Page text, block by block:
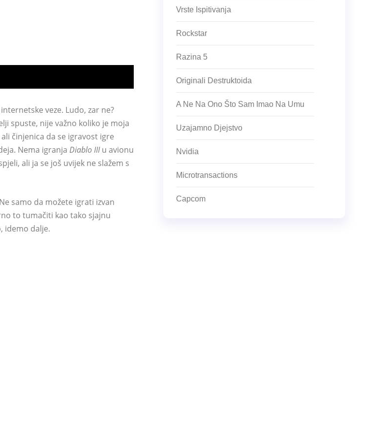
veze. Ludo, zar ne?
spuste, nije važno koliko je moja
činjenica da se igravost igre
Nema igranja Diablo IIIu avionu
ali ja se još uvijek ne slažem s
samo da možete igrati izvan
to tumačiti kao tako sjajnu
idemo dalje.
Vrste Ispitivanja
Rockstar
Razina 5
Originali Destruktoida
A Ne Na Ono Što Sam Imao Na Umu
Uzajamno Djejstvo
Nvidia
Microtransactions
Capcom